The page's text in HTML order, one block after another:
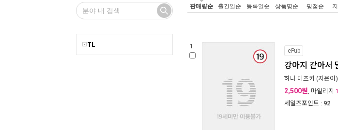
TL
판매량순 출간일순 등록일순 상품명순 평점순
1.
ePub
강아지 같아서
하나 미즈키 (지은이
2,500원, 마일리지
세일즈포인트 : 92